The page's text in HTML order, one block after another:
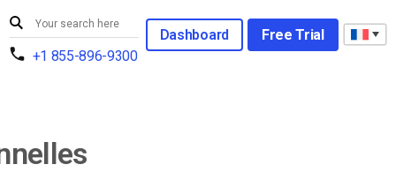
+1 855-896-9300
Dashboard Free Trial